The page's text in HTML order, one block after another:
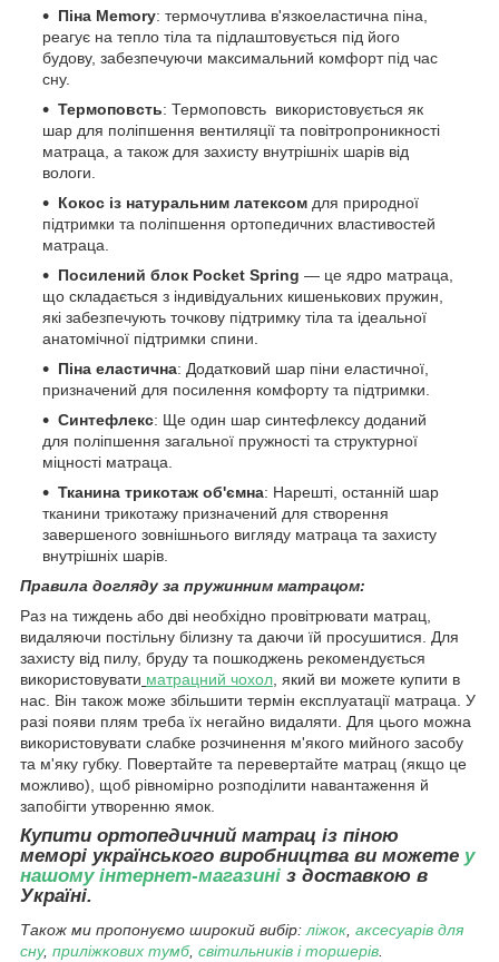
Піна Memory: термочутлива в'язкоеластична піна,
реагує на тепло тіла та підлаштовується під його
будову, забезпечуючи максимальний комфорт під час
сну.
Термоповсть: Термоповсть використовується як
шар для поліпшення вентиляції та повітропроникності
матраца, а також для захисту внутрішніх шарів від
вологи.
Кокос із натуральним латексом для природної
підтримки та поліпшення ортопедичних властивостей
матраца.
Посилений блок Pocket Spring — це ядро матраца,
що складається з індивідуальних кишенькових пружин,
які забезпечують точкову підтримку тіла та ідеальної
анатомічної підтримки спини.
Піна еластична: Додатковий шар піни еластичної,
призначений для посилення комфорту та підтримки.
Синтефлекс: Ще один шар синтефлексу доданий
для поліпшення загальної пружності та структурної
міцності матраца.
Тканина трикотаж об'ємна: Нарешті, останній шар
тканини трикотажу призначений для створення
завершеного зовнішнього вигляду матраца та захисту
внутрішніх шарів.
Правила догляду за пружинним матрацом:
Раз на тиждень або дві необхідно провітрювати матрац,
видаляючи постільну білизну та даючи їй просушитися. Для
захисту від пилу, бруду та пошкоджень рекомендується
використовувати матрацний чохол, який ви можете купити в
нас. Він також може збільшити термін експлуатації матраца. У
разі появи плям треба їх негайно видаляти. Для цього можна
використовувати слабке розчинення м'якого мийного засобу
та м'яку губку. Повертайте та перевертайте матрац (якщо це
можливо), щоб рівномірно розподілити навантаження й
запобігти утворенню ямок.
Купити ортопедичний матрац із піною
меморі українського виробництва ви можете у
нашому інтернет-магазині з доставкою в
Україні.
Також ми пропонуємо широкий вибір:ліжок, аксесуарів для
сну, приліжкових тумб, світильників і торшерів.